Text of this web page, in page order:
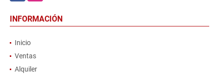
INFORMACIÓN
Inicio
Ventas
Alquiler